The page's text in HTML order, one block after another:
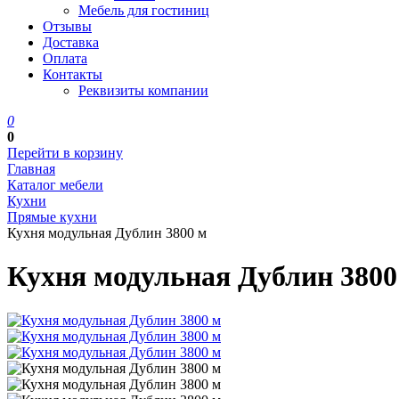
Мебель для гостиниц
Отзывы
Доставка
Оплата
Контакты
Реквизиты компании
0
0
Перейти в корзину
Главная
Каталог мебели
Кухни
Прямые кухни
Кухня модульная Дублин 3800 м
Кухня модульная Дублин